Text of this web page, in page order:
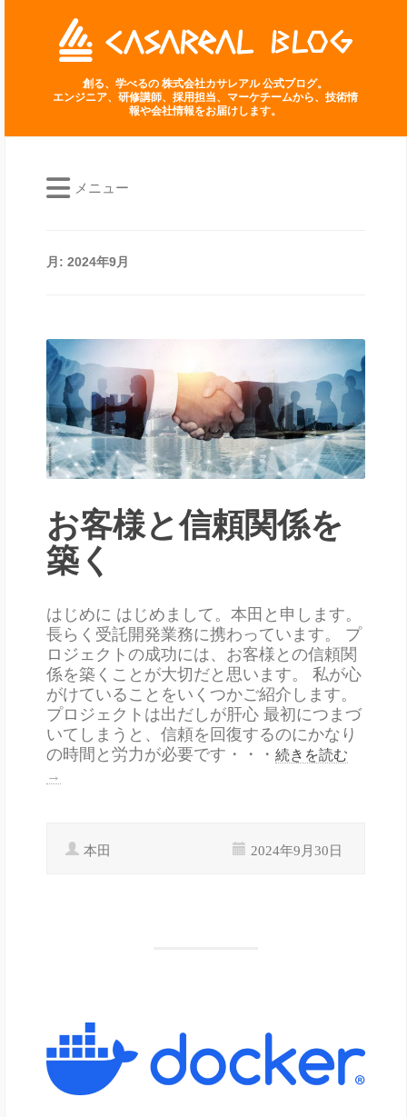
創る、学べるの 株式会社カサレアル 公式ブログ。
エンジニア、研修講師、採用担当、マーケチームから、技術情
報や会社情報をお届けします。
メニュー
月: 2024年9月
お客様と信頼関係を
築く
はじめに はじめまして。本田と申します。
長らく受託開発業務に携わっています。 プ
ロジェクトの成功には、お客様との信頼関
係を築くことが大切だと思います。 私が心
がけていることをいくつかご紹介します。
プロジェクトは出だしが肝心 最初につまづ
いてしまうと、信頼を回復するのにかなり
の時間と労力が必要です・・・ 続きを読む
→
本田 2024年9月30日